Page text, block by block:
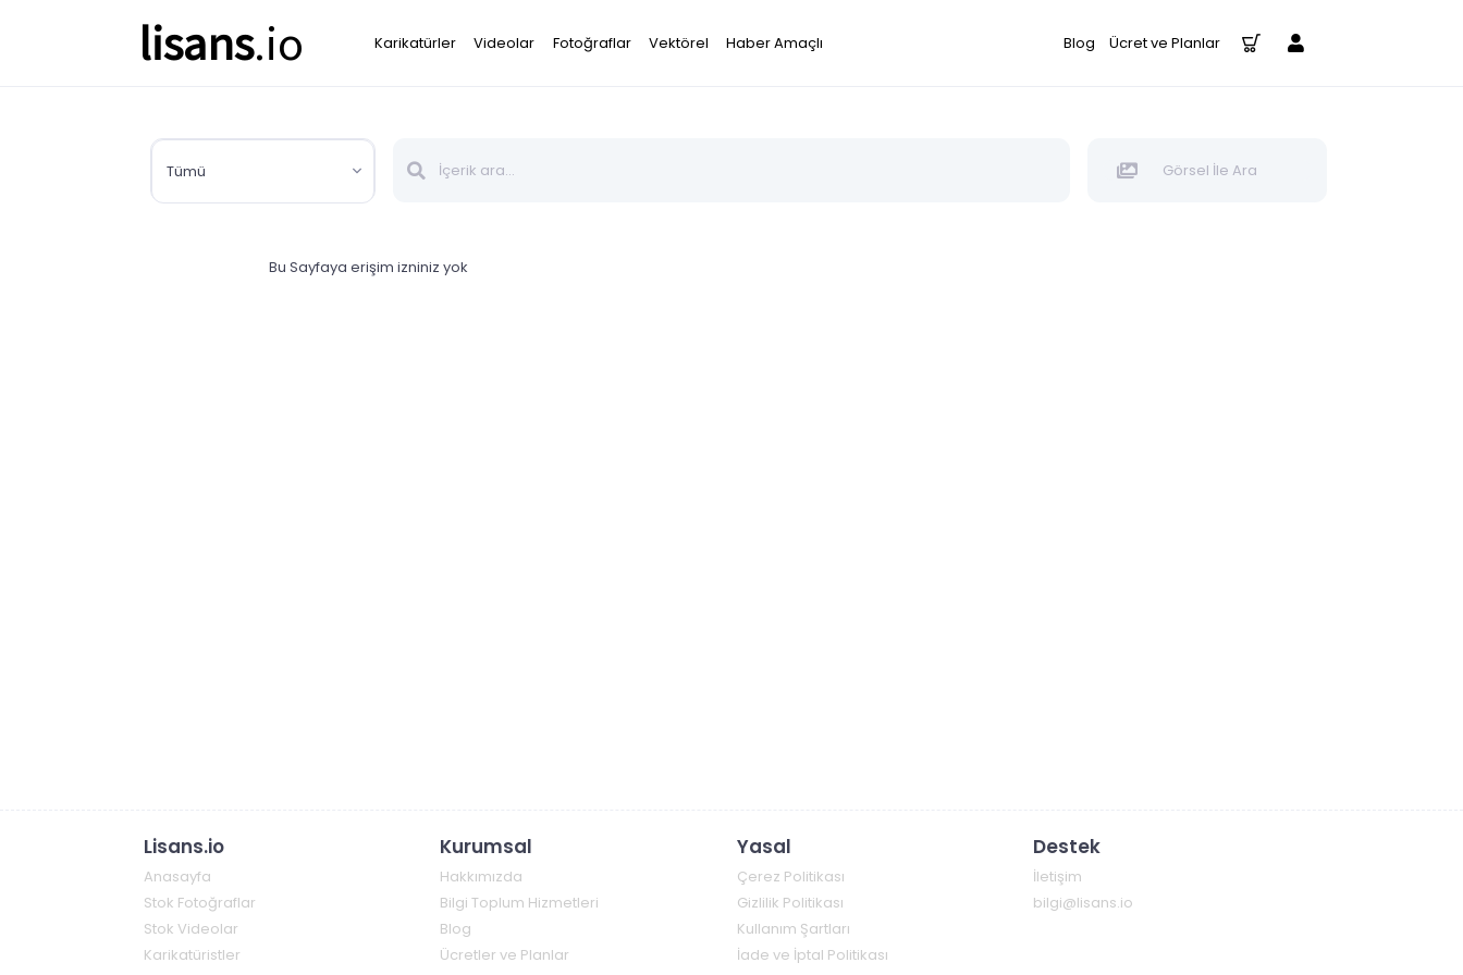
lisans.io Karikatürler Videolar Fotoğraflar Vektörel Haber Amaçlı Blog Ücret ve Planlar
Tümü Görsel İle Ara
Bu Sayfaya erişim izniniz yok
Lisans.io
Anasayfa
Stok Fotoğraflar
Stok Videolar
Karikatüristler
Kurumsal
Hakkımızda
Bilgi Toplum Hizmetleri
Blog
Ücretler ve Planlar
Yasal
Çerez Politikası
Gizlilik Politikası
Kullanım Şartları
İade ve İptal Politikası
Destek
İletişim
bilgi@lisans.io